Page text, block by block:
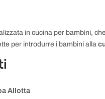
in cucina per bambini,
per introdurre i bambini alla
Allotta